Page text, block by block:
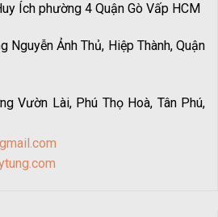
Ích phường 4 Quận Gò Vấp HCM
Nguyễn Ảnh Thủ, Hiệp Thành, Quận
Vườn Lài, Phú Thọ Hoà, Tân Phú,